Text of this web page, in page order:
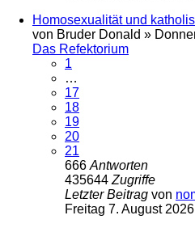
Homosexualität und
von Bruder Donald »
Das Refektorium
1
…
17
18
19
20
21
666 Antworten
435644 Zugriffe
Letzter Beitrag von
Freitag 7. August